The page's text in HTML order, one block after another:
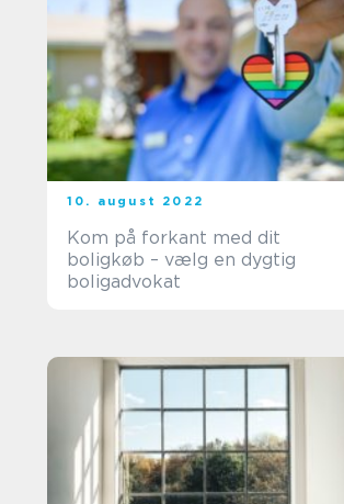
10. august 2022
Kom på forkant med dit
boligkøb – vælg en dygtig
boligadvokat